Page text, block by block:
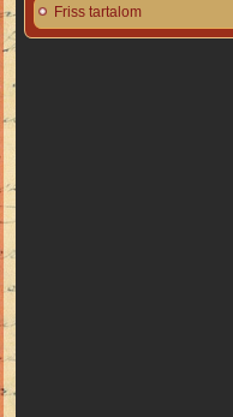
Friss tartalom